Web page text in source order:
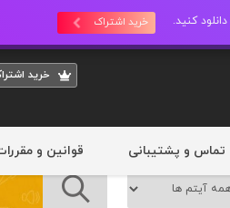
خرید اشتراک
خريد
تماس و پشتیبانی قوانین و